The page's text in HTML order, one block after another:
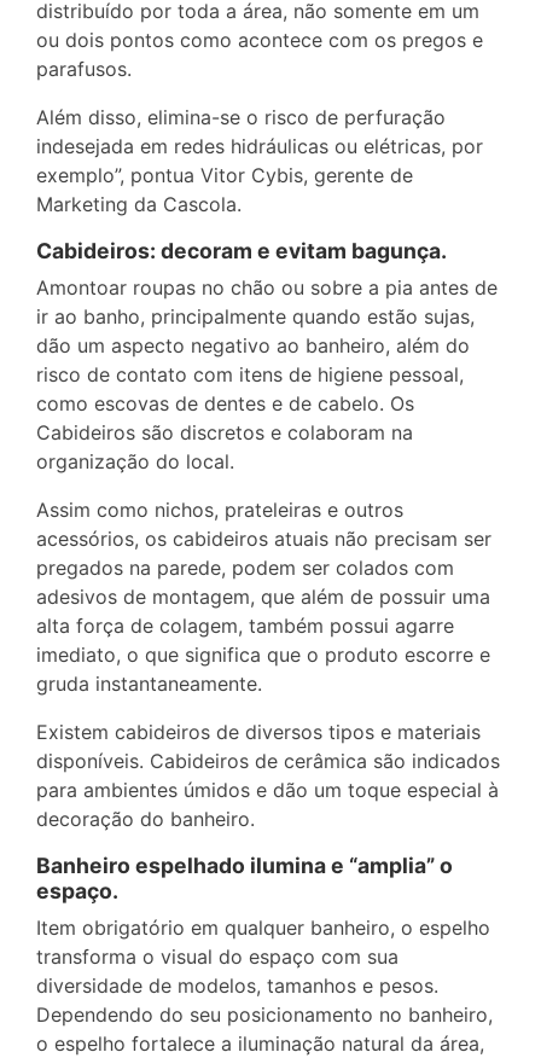
distribuído por toda a área, não somente em um
ou dois pontos como acontece com os pregos e
parafusos.
Além disso, elimina-se o risco de perfuração
indesejada em redes hidráulicas ou elétricas, por
exemplo”, pontua Vitor Cybis, gerente de
Marketing da Cascola.
Cabideiros: decoram e evitam bagunça.
Amontoar roupas no chão ou sobre a pia antes de
ir ao banho, principalmente quando estão sujas,
dão um aspecto negativo ao banheiro, além do
risco de contato com itens de higiene pessoal,
como escovas de dentes e de cabelo. Os
Cabideiros são discretos e colaboram na
organização do local.
Assim como nichos, prateleiras e outros
acessórios, os cabideiros atuais não precisam ser
pregados na parede, podem ser colados com
adesivos de montagem, que além de possuir uma
alta força de colagem, também possui agarre
imediato, o que significa que o produto escorre e
gruda instantaneamente.
Existem cabideiros de diversos tipos e materiais
disponíveis. Cabideiros de cerâmica são indicados
para ambientes úmidos e dão um toque especial à
decoração do banheiro.
Banheiro espelhado ilumina e “amplia” o
espaço.
Item obrigatório em qualquer banheiro, o espelho
transforma o visual do espaço com sua
diversidade de modelos, tamanhos e pesos.
Dependendo do seu posicionamento no banheiro,
o espelho fortalece a iluminação natural da área,